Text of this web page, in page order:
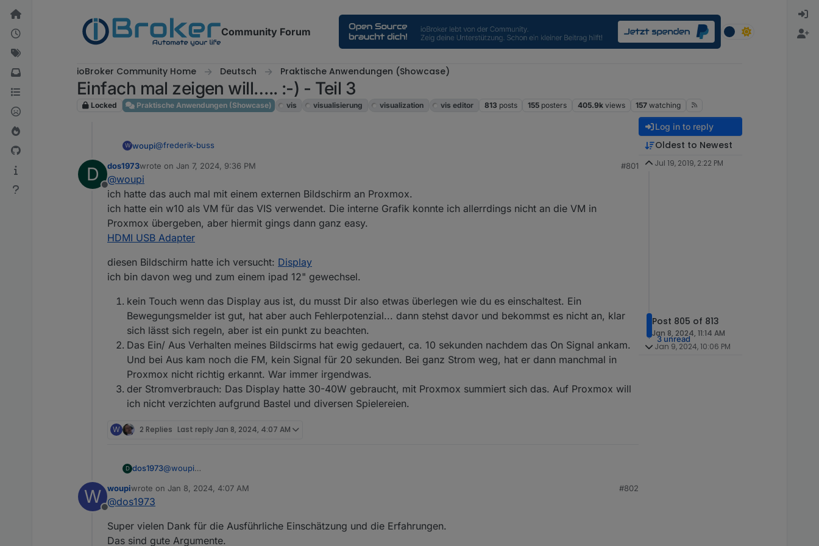
Skip to content
Community Forum
ioBroker Community Home Deutsch Praktische Anwendungen (Showcase)
Einfach mal zeigen will….. :-) - Teil 3
Locked Praktische Anwendungen (Showcase) vis visualisierung visualization vis editor 813 posts 155 posters 405.9k views 157 watching
W woupi@frederik-buss
Erstmal wieder mal vielen Dank für deine ausführlichen Erklärungen. Die werden das ganze sehr viel einfacher machen, da
Zur Tastatur kann ich leider "noch" nichts bei steuern, eventuell kommt das aber ja noch.
Ich werde mich jetzt erstmal um Proxmox kümmern, oder auch erstmal den Monitor bestellen.
VG
D
Offline
dos1973wrote on Jan 7, 2024, 9:36 PM
last edited by
#801
@woupi
ich hatte das auch mal mit einem externen Bildschirm an Proxmox.
ich hatte ein w10 als VM für das VIS verwendet. Die interne Grafik konnte ich allerrdings nicht an die VM in
Proxmox übergeben, aber hiermit gings dann ganz easy.
HDMI USB Adapter
diesen Bildschirm hatte ich versucht: Display
ich bin davon weg und zum einem ipad 12" gewechsel.
kein Touch wenn das Display aus ist, du musst Dir also etwas überlegen wie du es einschaltest. Ein
Bewegungsmelder ist gut, hat aber auch Fehlerpotenzial... dann stehst davor und bekommst es nicht an, klar
sich lässt sich regeln, aber ist ein punkt zu beachten.
Das Ein/ Aus Verhalten meines Bildscirms hat ewig gedauert, ca. 10 sekunden nachdem das On Signal ankam.
Und bei Aus kam noch die FM, kein Signal für 20 sekunden. Bei ganz Strom weg, hat er dann manchmal in
Proxmox nicht richtig erkannt. War immer irgendwas.
der Stromverbrauch: Das Display hatte 30-40W gebraucht, mit Proxmox summiert sich das. Auf Proxmox will
ich nicht verzichten aufgrund Bastel und diversen Spielereien.
W 2 Replies Last replyJan 8, 2024, 4:07 AM
D dos1973@woupi
ich hatte ein w10 als VM für das VIS verwendet. Die interne Grafik konnte ich allerrdings nicht an die VM in Proxmox
diesen Bildschirm hatte ich versucht:
Bewegungsmelder ist gut, hat aber auch Fehlerpotenzial... dann stehst davor und bekommst es nicht an, klar sich lässt
sich regeln, aber ist ein punkt zu beachten.
W
Offline
woupiwrote on Jan 8, 2024, 4:07 AM
last edited by
#802
@dos1973
Super vielen Dank für die Ausführliche Einschätzung und die Erfahrungen.
Das sind gute Argumente.
Log in to reply
Oldest to Newest
Jul 19, 2019, 2:22 PM
Post 805 of 813
Jan 8, 2024, 11:14 AM
3 unread
Jan 9, 2024, 10:06 PM